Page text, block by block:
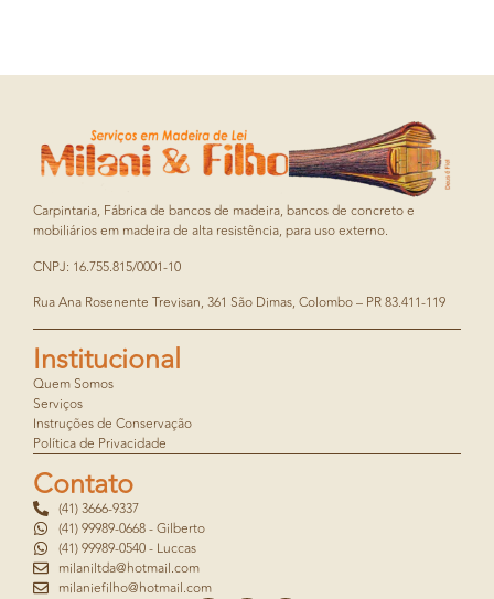
Carpintaria, Fábrica de bancos de madeira, bancos de concreto e
mobiliários em madeira de alta resistência, para uso externo.
CNPJ: 16.755.815/0001-10
Rua Ana Rosenente Trevisan, 361 São Dimas, Colombo – PR 83.411-119
Institucional
Quem Somos
Serviços
Instruções de Conservação
Política de Privacidade
Contato
(41) 3666-9337
(41) 99989-0668 - Gilberto
(41) 99989-0540 - Luccas
milaniltda@hotmail.com
milaniefilho@hotmail.com